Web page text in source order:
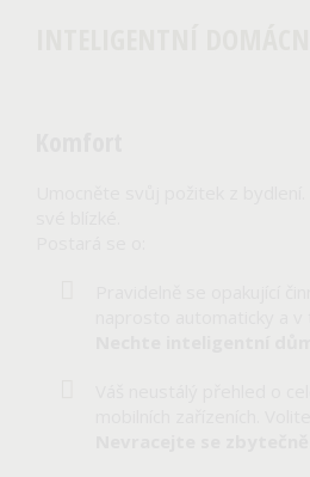
Umocněte svůj požitek z
Pravidelně se opakující
naprosto automaticky a
Nechte inteligentní
Váš neustálý přehled o
mobilních zařízeních.
Nevracejte se